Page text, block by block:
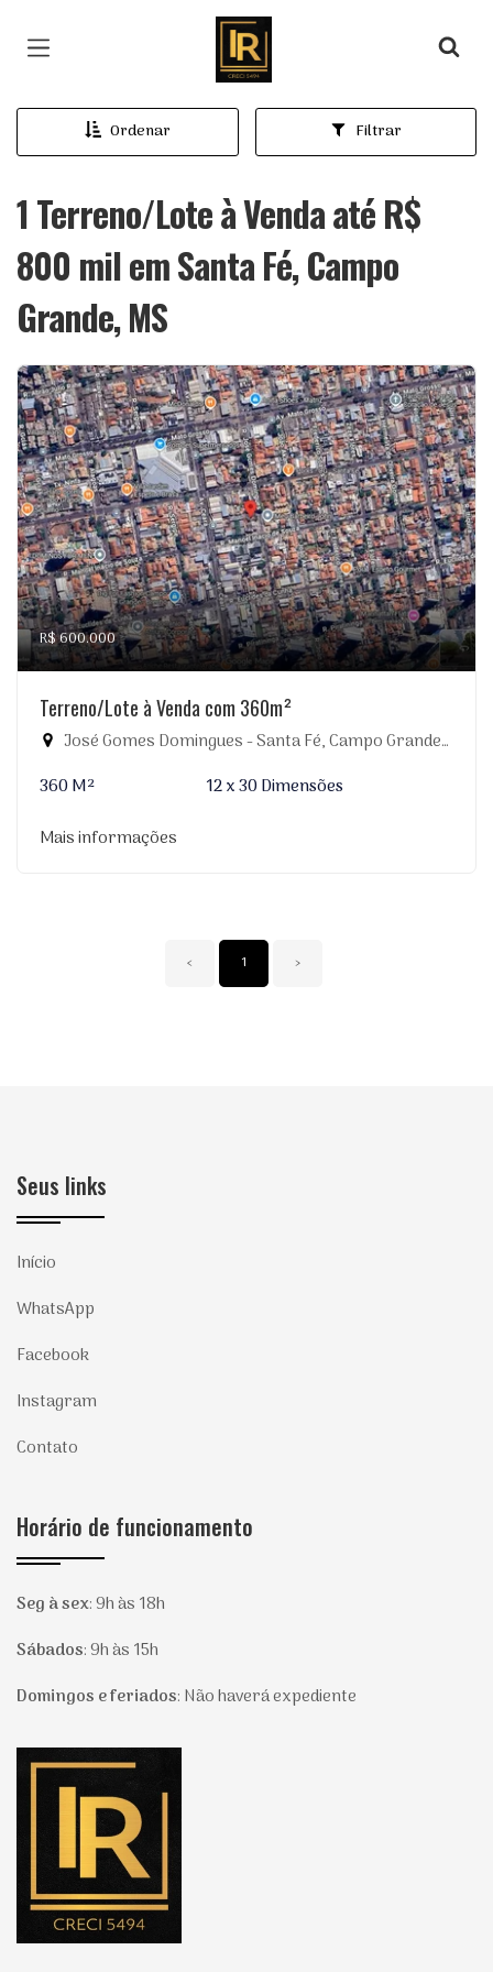
Página inicial
Ordenar Filtrar
1 Terreno/Lote à Venda até R$
800 mil em Santa Fé, Campo
Grande, MS
R$ 600.000
Terreno/Lote à Venda com 360m²
José Gomes Domingues - Santa Fé, Campo Grande-MS
360 M²
12 x 30 Dimensões
Mais informações
‹ 1 ›
Seus links
Início
WhatsApp
Facebook
Instagram
Contato
Horário de funcionamento
Seg à sex:9h às 18h
Sábados:9h às 15h
Domingos e feriados: Não haverá expediente
Página inicial